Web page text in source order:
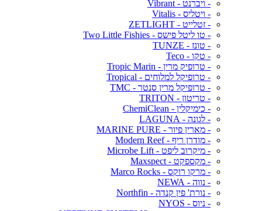
- ויברנט - Vibrant
- ויטליס - Vitalis
- זטלייט - ZETLIGHT
- טו ליטל פישס - Two Little Fishies
- טונז - TUNZE
- טקו - Teco
- טרופיק מרין - Tropic Marin
- טרופיקל למלוחים - Tropical
- טרופיקל מרין סנטר - TMC
- טריטון - TRITON
- כימיקלין - ChemiClean
- לגונה - LAGUNA
- מארין פיור - MARINE PURE
- מודרן ריף - Modern Reef
- מיקרוב ליפט - Microbe Lift
- מקספקט - Maxspect
- מרקו רוקס - Marco Rocks
- נווה - NEWA
- נורת' פין קנדה - Northfin
- ניוס - NYOS